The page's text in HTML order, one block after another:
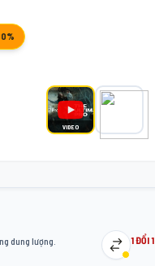
VIDEO
dung lượng. 1 ĐỔI 1